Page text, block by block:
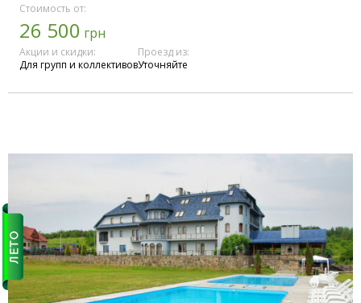
Стоимость от:
26 500 грн
Акции и скидки:
Для групп и коллективов
Проезд из:
Уточняйте